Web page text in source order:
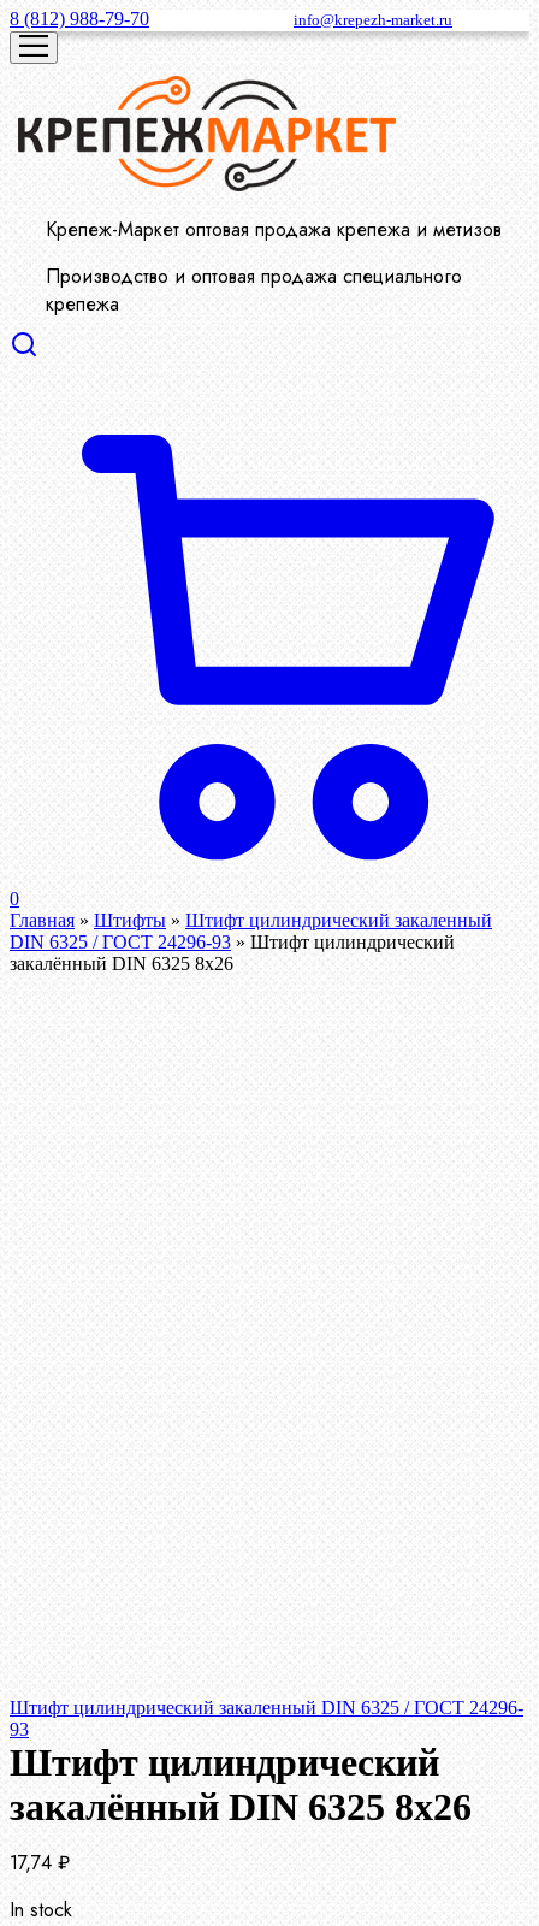
8 (812) 988-79-70 info@krepezh-market.ru
Крепеж-Маркет оптовая продажа крепежа и метизов
Производство и оптовая продажа специального
крепежа
0
Главная » Штифты » Штифт цилиндрический закаленный
DIN 6325 / ГОСТ 24296-93 » Штифт цилиндрический
закалённый DIN 6325 8х26
Штифт цилиндрический закаленный DIN 6325 / ГОСТ 24296-
93
Штифт цилиндрический
закалённый DIN 6325 8х26
17,74 ₽
In stock